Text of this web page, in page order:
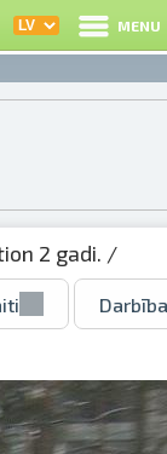
MENU
2 gadi. /